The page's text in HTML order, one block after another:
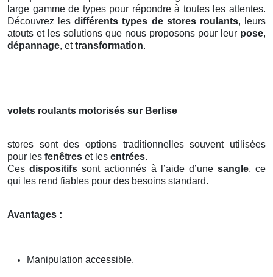
large gamme de types pour répondre à toutes les attentes.
Découvrez lesdifférents types de stores roulants, leurs
atouts et les solutions que nous proposons pour leur pose,
dépannage, ettransformation.
volets roulants motorisés sur Berlise
stores sont des options traditionnelles souvent utilisées
pour les fenêtres et les entrées.
Cesdispositifs sont actionnés à l’aide d’une sangle, ce
qui les rend fiables pour des besoins standard.
Avantages :
Manipulation accessible.